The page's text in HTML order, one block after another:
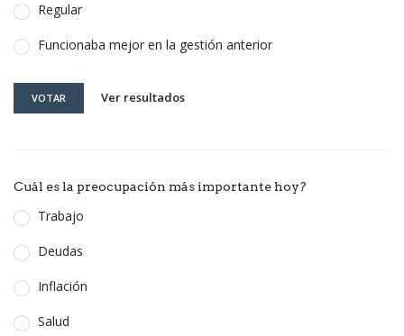
Regular
Funcionaba mejor en la gestión anterior
VOTAR Ver resultados
Cuál es la preocupación más importante hoy?
Trabajo
Deudas
Inflación
Salud